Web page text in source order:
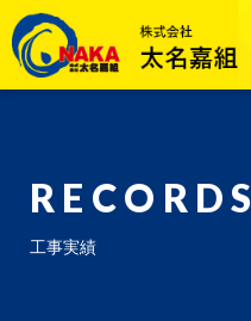
RECORDS
工事実績